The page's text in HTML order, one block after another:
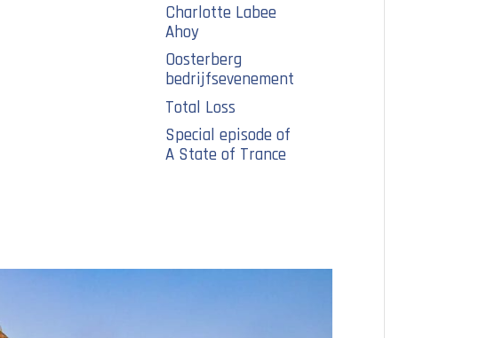
Charlotte Labee
Ahoy
Oosterberg
bedrijfsevenement
Total Loss
Special episode of
A State of Trance